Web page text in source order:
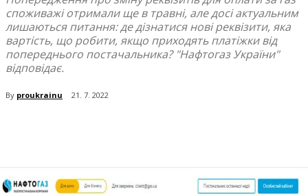
споживажі отримали ще в травні, але досі актуальним
лишаються питання: де дізнатися нові реквізити, яка
вартість, що робити, якщо приходять платіжки від
попереднього постачальника? "Нафтогаз України"
відповідає.
By proukrainu 21. 7. 2022